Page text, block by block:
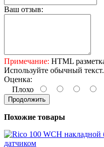
Ваш отзыв:
Примечание: HTML
Используйте обычный текст.
Оценка:
Плохо
Продолжить
Похожие товары